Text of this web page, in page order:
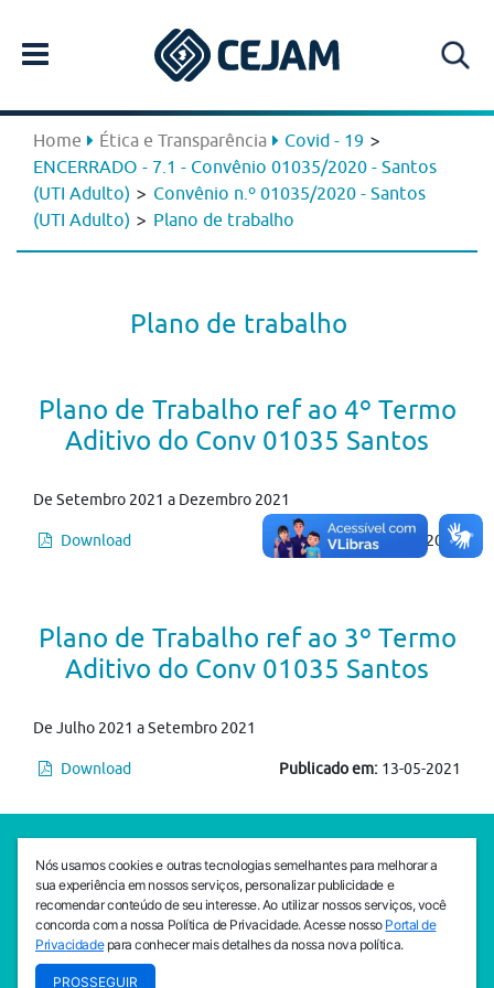
Home Ética e Transparência Covid - 19 >
ENCERRADO - 7.1 - Convênio 01035/2020 - Santos
(UTI Adulto) > Convênio n.º 01035/2020 - Santos
(UTI Adulto) > Plano de trabalho
Plano de trabalho
Plano de Trabalho ref ao 4º Termo
Aditivo do Conv 01035 Santos
De Setembro 2021 a Dezembro 2021
Download Publicado em:22-07-2021
Plano de Trabalho ref ao 3º Termo
Aditivo do Conv 01035 Santos
De Julho 2021 a Setembro 2021
Download Publicado em: 13-05-2021
SEDE CEJAM
Av. da Liberdade, 765, Liberdade, São Paulo, 01503-001
(11) 3469 - 1818
INSTITUTO CEJAM
Av. da Liberdade, 765, Liberdade, São Paulo, 01503-001
Nós usamos cookies e outras tecnologias semelhantes para melhorar a
sua experiência em nossos serviços, personalizar publicidade e
recomendar conteúdo de seu interesse. Ao utilizar nossos serviços, você
concorda com a nossa Política de Privacidade. Acesse nosso Portal de
Privacidadepara conhecer mais detalhes da nossa nova política.
PROSSEGUIR